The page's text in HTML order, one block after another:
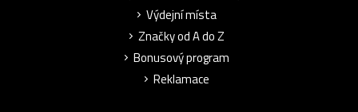
Výdejní místa
Značky od A do Z
Bonusový program
Reklamace